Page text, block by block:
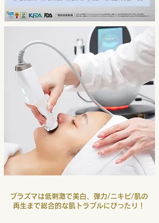
プラズマは低刺激で美白、弾力/ニキビ/肌の
再生まで総合的な肌トラブルにぴったり！